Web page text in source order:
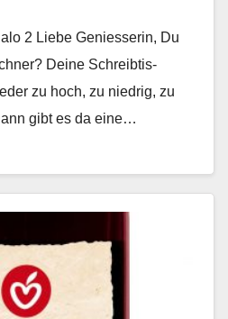
2 Liebe Geniesserin, Du
Deine Schreibtis­
zu hoch, zu niedrig, zu
gibt es da eine…